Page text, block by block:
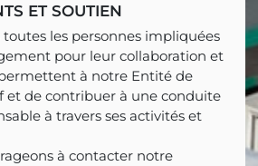
ET SOUTIEN
les personnes impliquées
pour leur collaboration et
à notre Entité de
et de contribuer à une conduite
à travers ses activités et
à contacter notre